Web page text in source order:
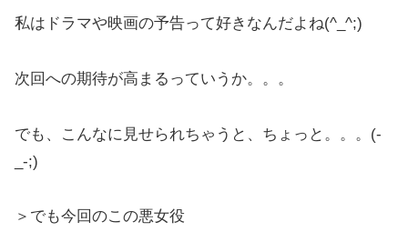
私はドラマや映画の予告って好きなんだよね(^_^;)
次回への期待が高まるっていうか。。。
でも、こんなに見せられちゃうと、ちょっと。。。(-
_-;)
＞でも今回のこの悪女役